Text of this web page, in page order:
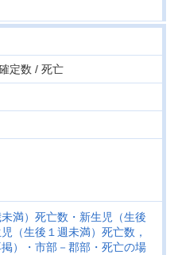
定数 / 死亡
満）死亡数・新生児（生後
（生後１週未満）死亡数，
）・市部－郡部・死亡の場